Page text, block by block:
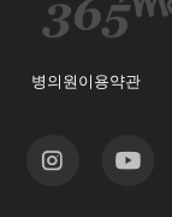
병의원이용약관